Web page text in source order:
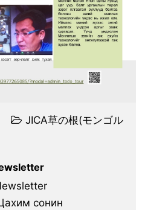
JICA草の根(モンゴル
сонин